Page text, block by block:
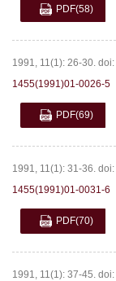
PDF(58)
1991, 11(1): 26-30. doi:
1455(1991)01-0026-5
PDF(69)
1991, 11(1): 31-36. doi:
1455(1991)01-0031-6
PDF(70)
1991, 11(1): 37-45. doi: